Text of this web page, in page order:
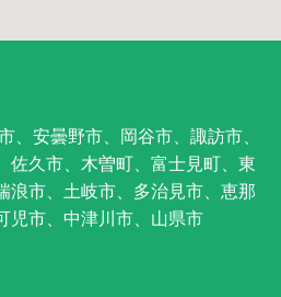
、安曇野市、岡谷市、諏訪市、
佐久市、木曽町、富士見町、東
浪市、土岐市、多治見市、恵那
児市、中津川市、山県市